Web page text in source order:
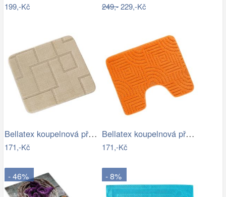
199,-Kč 249,-229,-Kč
Bellatex koupelnová předložka BANY…
171,-Kč
Bellatex koupelnová předložka BANY…
171,-Kč
- 46% - 8%